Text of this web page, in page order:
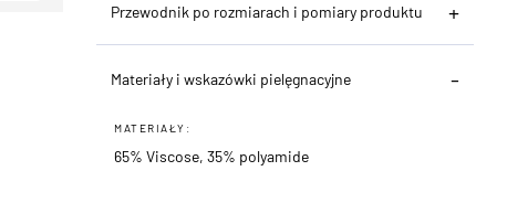
Przewodnik po rozmiarach i pomiary produktu
Materiały i wskazówki pielęgnacyjne
MATERIAŁY:
65% Viscose, 35% polyamide